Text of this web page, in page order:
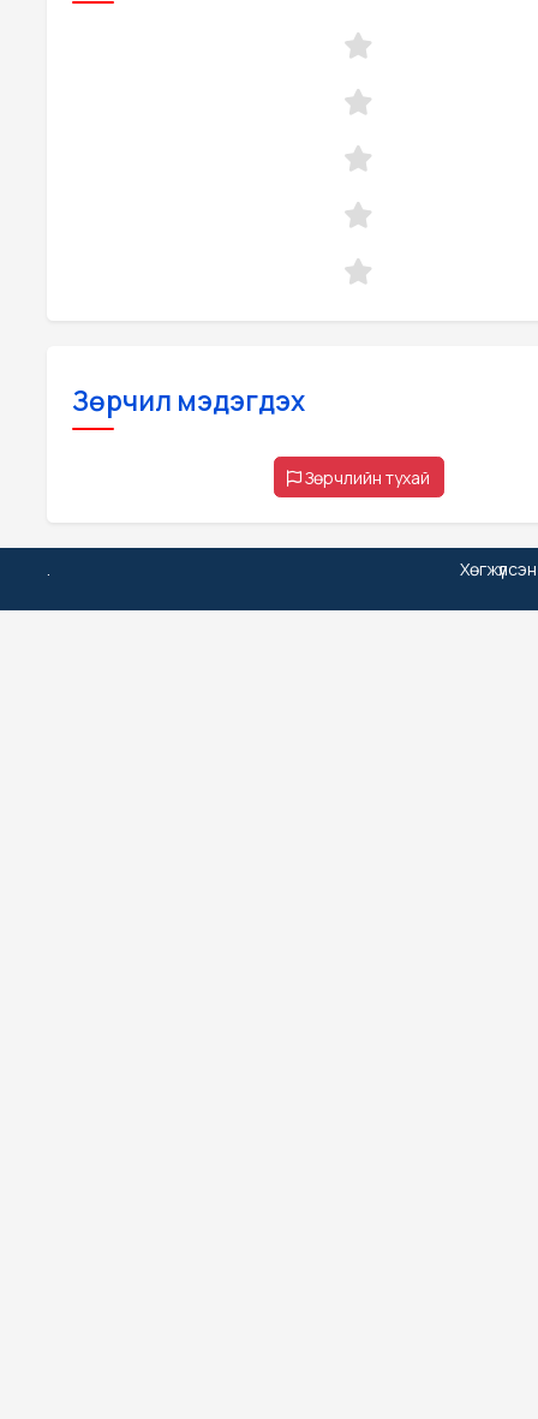
Зөрчил мэдэгдэх
Зөрчлийн тухай
.